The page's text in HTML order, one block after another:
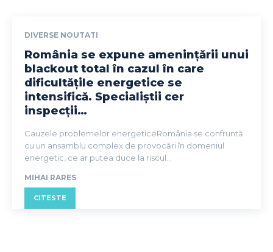
DIVERSE NOUTATI
România se expune amenințării unui
blackout total în cazul în care
dificultățile energetice se
intensifică. Specialiștii cer
inspecții…
Cauzele problemelor energeticeRomânia se confruntă
cu un ansamblu complex de provocări în domeniul
energetic, ce ar putea duce la riscul...
MIHAI RARES
CITESTE